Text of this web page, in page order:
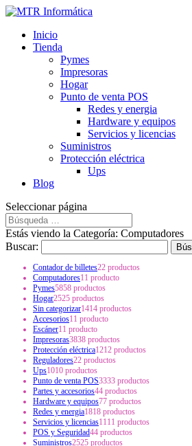
Inicio
Tienda
Pymes
Impresoras
Hogar
Punto de venta POS
Redes y energia
Hardware y equipos
Servicios y licencias
Suministros
Protección eléctrica
Ups
Blog
Seleccionar página
Estás viendo la Categoría: Computadores
Buscar:
Contador de billetes22 productos
Computadores11 producto
Pymes5858 productos
Hogar2525 productos
Sin categorizar1414 productos
Accesorios11 producto
Escáner11 producto
Impresoras3838 productos
Protección eléctrica1212 productos
Reguladores22 productos
Ups1010 productos
Punto de venta POS3333 productos
Partes y accesorios44 productos
Hardware y equipos77 productos
Redes y energia1818 productos
Servicios y licencias1111 productos
POS y Seguridad44 productos
Suministros2525 productos